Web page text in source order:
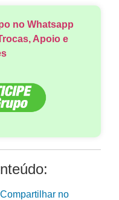
no Whatsapp
Apoio e
Compartilhar no